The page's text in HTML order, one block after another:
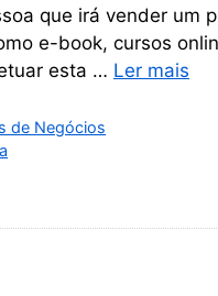
que irá vender um
e-book, cursos
esta … Ler mais
de Negócios